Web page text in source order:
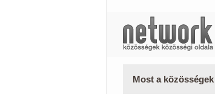
Most a